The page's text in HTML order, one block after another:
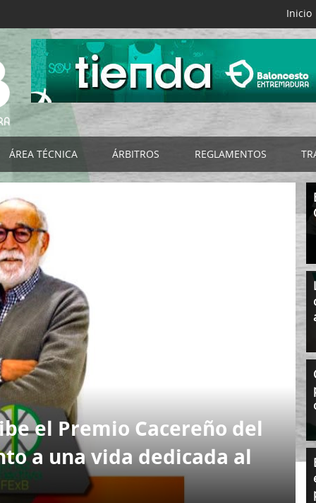
Inicio
ÁREA TÉCNICA
Selecciones FExB
Programa de Tecnificación FExB
Programa Detección y Selección de Talentos
Programa de Ayuda a la Tecnificación
Campus de Baloncesto
Cursos de Entrenadores
Formación Continua/Permanente
Clinic Entrenadores
Otras formaciones
ÁRBITROS
Acta Digital FExB
REGLAMENTOS
Reglamentos FExB
el Premio Cacereño del
a una vida dedicada al